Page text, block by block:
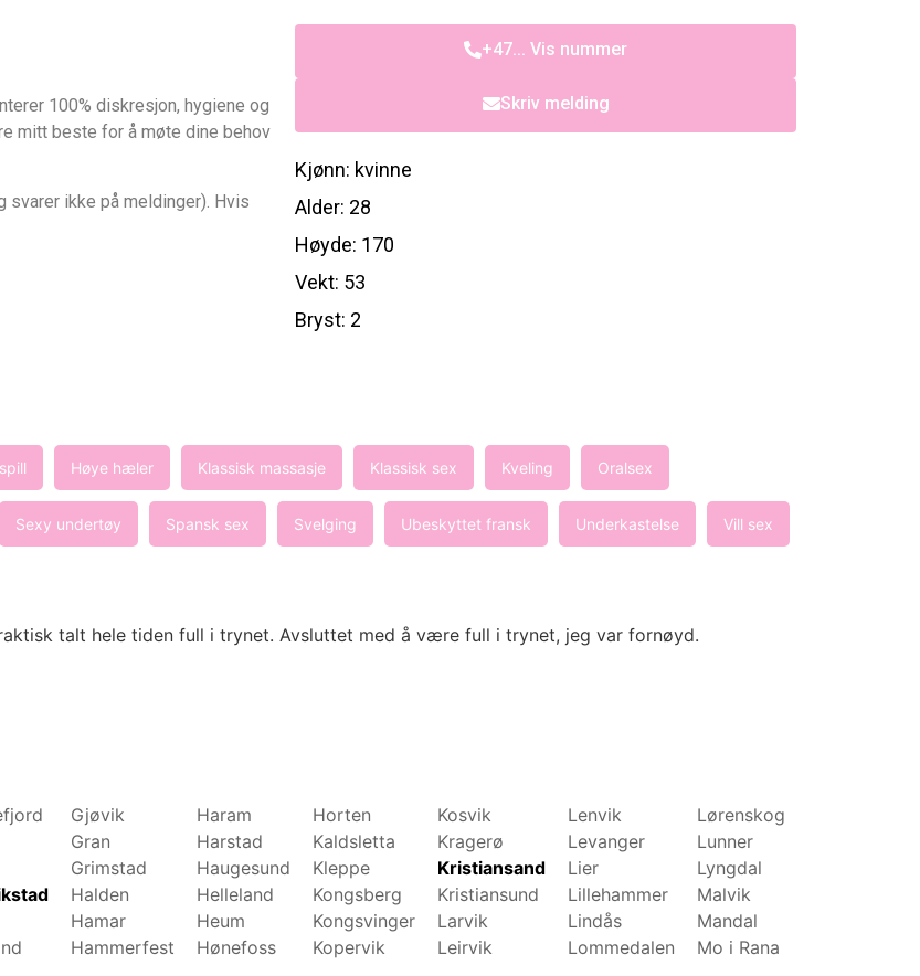
100% diskresjon, hygiene og
mitt beste for å møte dine behov
svarer ikke på meldinger). Hvis
+47... Vis nummer
Skriv melding
Kjønn: kvinne
Alder: 28
Høyde: 170
Vekt: 53
Bryst: 2
Høye hæler Klassisk massasje Klassisk sex Kveling Oralsex
Sexy undertøy Spansk sex Svelging Ubeskyttet fransk Underkastelse Vill sex
talt hele tiden full i trynet. Avsluttet med å være full i trynet, jeg var fornøyd.
Gjøvik
Gran
Grimstad
Halden
Hamar
Hammerfest
Haram
Harstad
Haugesund
Helleland
Heum
Hønefoss
Horten
Kaldsletta
Kleppe
Kongsberg
Kongsvinger
Kopervik
Kosvik
Kragerø
Kristiansand
Kristiansund
Larvik
Leirvik
Lenvik
Levanger
Lier
Lillehammer
Lindås
Lommedalen
Lørenskog
Lunner
Lyngdal
Malvik
Mandal
Mo i Rana